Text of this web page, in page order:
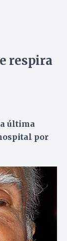
respira
última
por